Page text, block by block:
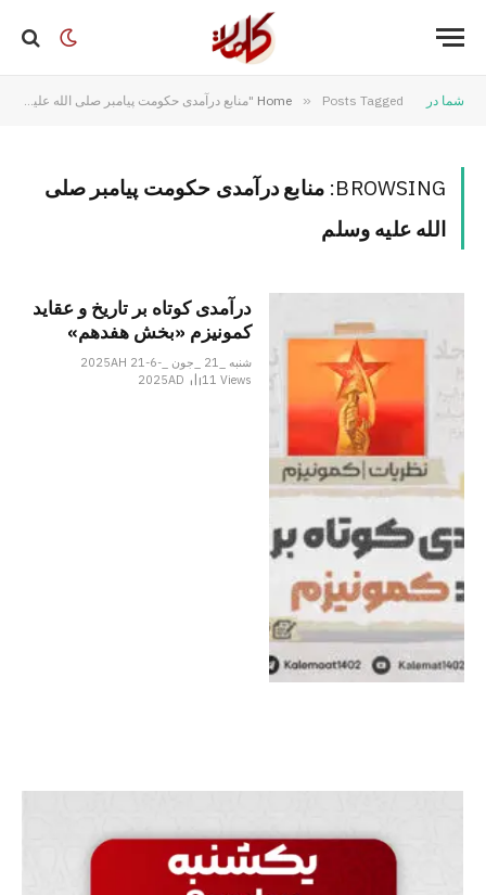
شما در Home » Posts Tagged "منابع درآمدی حکومت پیامبر صلی الله علیه وسلم"
BROWSING: منابع درآمدی حکومت پیامبر صلی
الله علیه وسلم
درآمدی کوتاه بر تاریخ و عقاید
کمونیزم «بخش هفدهم»
شنبه _21 _جون _2025AH 21-6-
2025AD
11Views